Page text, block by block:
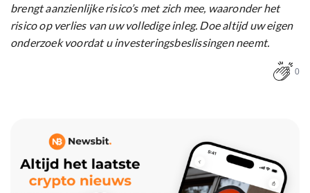
brengt aanzienlijke risico’s met zich mee, waaronder het
risico op verlies van uw volledige inleg. Doe altijd uw eigen
onderzoek voordat u investeringsbeslissingen neemt.
0